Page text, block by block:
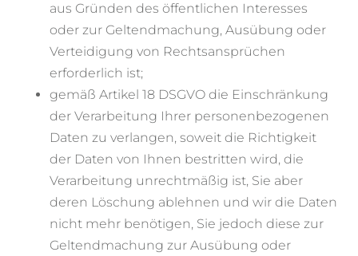
aus Gründen des öffentlichen Interesses
oder zur Geltendmachung, Ausübung oder
Verteidigung von Rechtsansprüchen
erforderlich ist;
gemäß Artikel 18 DSGVO die Einschränkung
der Verarbeitung Ihrer personenbezogenen
Daten zu verlangen, soweit die Richtigkeit
der Daten von Ihnen bestritten wird, die
Verarbeitung unrechtmäßig ist, Sie aber
deren Löschung ablehnen und wir die Daten
nicht mehr benötigen, Sie jedoch diese zur
Geltendmachung zur Ausübung oder